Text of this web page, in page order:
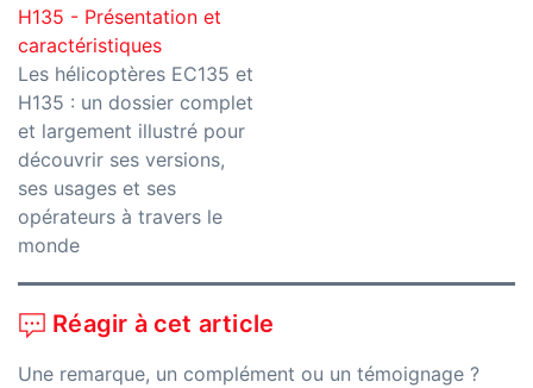
H135 - Présentation et
caractéristiques
Les hélicoptères EC135 et
H135 : un dossier complet
et largement illustré pour
découvrir ses versions,
ses usages et ses
opérateurs à travers le
monde
Réagir à cet article
Une remarque, un complément ou un témoignage ?